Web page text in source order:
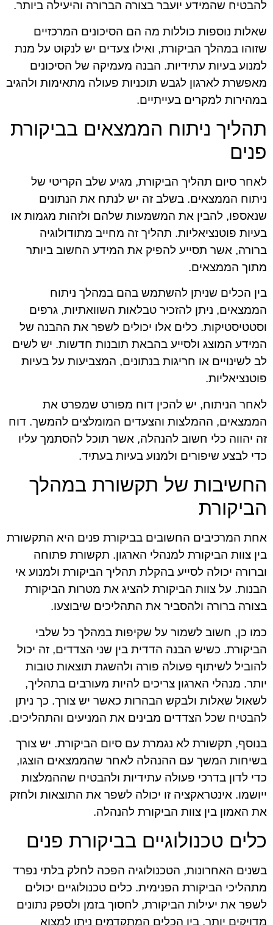
להבטיח שהמידע יועבר בצורה הברורה והיעילה ביותר.
שאלות נוספות כוללות מה הם הסיכונים המרכזיים
שזוהו במהלך הביקורת, ואילו צעדים יש לנקוט על מנת
למנוע בעיות עתידיות. הבנה מעמיקה של הסיכונים
מאפשרת לארגון לגבש תוכניות פעולה מתאימות ולהגיב
במהירות למקרים בעייתיים.
תהליך ניתוח הממצאים בביקורת
פנים
לאחר סיום תהליך הביקורת, מגיע שלב הקריטי של
ניתוח הממצאים. בשלב זה יש לנתח את הנתונים
שנאספו, להבין את המשמעות שלהם ולזהות מגמות או
בעיות פוטנציאליות. תהליך זה מחייב מתודולוגיה
ברורה, אשר תסייע להפיק את המידע החשוב ביותר
מתוך הממצאים.
בין הכלים שניתן להשתמש בהם במהלך ניתוח
הממצאים, ניתן להזכיר טבלאות השוואתיות, גרפים
וסטטיסטיקות. כלים אלו יכולים לשפר את ההבנה של
המידע המוצג ולסייע בהבאת תובנות חדשות. יש לשים
לב לשינויים או חריגות בנתונים, המצביעות על בעיות
פוטנציאליות.
לאחר הניתוח, יש להכין דוח מפורט שמפרט את
הממצאים, ההמלצות והצעדים המומלצים להמשך. דוח
זה יהווה כלי חשוב להנהלה, אשר תוכל להסתמך עליו
כדי לבצע שיפורים ולמנוע בעיות בעתיד.
החשיבות של תקשורת במהלך
הביקורת
אחת המרכיבים החשובים בביקורת פנים היא התקשורת
בין צוות הביקורת למנהלי הארגון. תקשורת פתוחה
וברורה יכולה לסייע בהקלת תהליך הביקורת ולמנוע אי
הבנות. על צוות הביקורת להציג את מטרות הביקורת
בצורה ברורה ולהסביר את התהליכים שיבוצעו.
כמו כן, חשוב לשמור על שקיפות במהלך כל שלבי
הביקורת. כשיש הבנה הדדית בין שני הצדדים, זה יכול
להוביל לשיתוף פעולה פורה ולהשגת תוצאות טובות
יותר. מנהלי הארגון צריכים להיות מעורבים בתהליך,
לשאול שאלות ולבקש הבהרות כאשר יש צורך. כך ניתן
להבטיח שכל הצדדים מבינים את המניעים והתהליכים.
בנוסף, תקשורת לא נגמרת עם סיום הביקורת. יש צורך
בשיחות המשך עם ההנהלה לאחר שהממצאים הוצגו,
כדי לדון בדרכי פעולה עתידיות ולהבטיח שההמלצות
ייושמו. אינטראקציה זו יכולה לשפר את התוצאות ולחזק
את האמון בין צוות הביקורת להנהלה.
כלים טכנולוגיים בביקורת פנים
בשנים האחרונות, הטכנולוגיה הפכה לחלק בלתי נפרד
מתהליכי הביקורת הפנימית. כלים טכנולוגיים יכולים
לשפר את יעילות הביקורת, לחסוך בזמן ולספק נתונים
מדויקים יותר. בין הכלים המתקדמים ניתן למצוא